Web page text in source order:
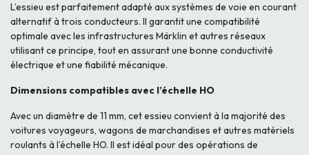
L’essieu est parfaitement adapté aux systèmes de voie en courant
alternatif à trois conducteurs. Il garantit une compatibilité
optimale avec les infrastructures Märklin et autres réseaux
utilisant ce principe, tout en assurant une bonne conductivité
électrique et une fiabilité mécanique.
Dimensions compatibles avec l’échelle HO
Avec un diamètre de 11 mm, cet essieu convient à la majorité des
voitures voyageurs, wagons de marchandises et autres matériels
roulants à l’échelle HO. Il est idéal pour des opérations de